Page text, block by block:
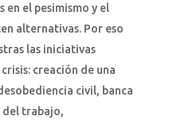
en el pesimismo y el
alternativas. Por eso
las iniciativas
creación de una
civil, banca
del trabajo,